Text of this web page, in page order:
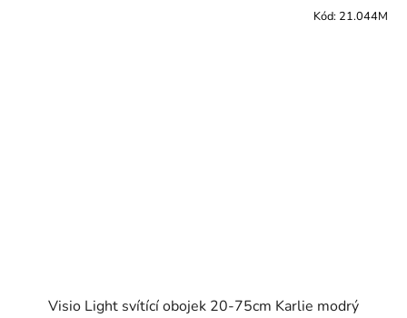
Visio Light svítící obojek 20-75cm Karlie modrý
Kód: 21.044M